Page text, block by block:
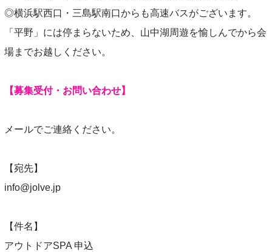
◎横浜駅西口・三島駅南口からも高速バスがございます。
「平野」には停まらないため、山中湖周遊を愉しんでから会
場までお越しください。
【募集受付・お問い合わせ】
メールでご連絡ください。
【宛先】
info@jolve.jp
【件名】
アウトドアSPA 申込